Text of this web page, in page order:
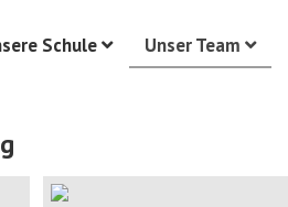
Schule Unser Team